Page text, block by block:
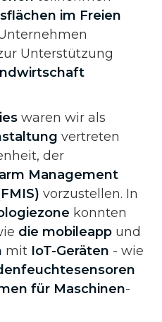
im Freien
Unterstützung
waren wir als
vertreten
der
Management
vorzustellen. In
konnten
die mobileapp und
mit IoT-Geräten - wie
für Maschinen-